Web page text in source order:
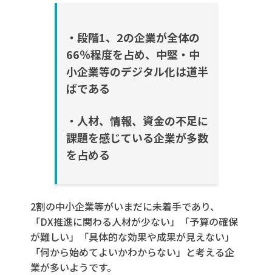
・段階1、 2の企業が全体の
66％程度を占め、中堅・中
小企業等のデジタル化は道半
ばである
・人材、情報、資金の不足に
課題を感じている企業が多数
を占める
2割の中小企業等がいまだに未着手であり、
「DX推進に関わる人材が少ない」「予算の確保
が難しい」「具体的な効果や成果が見えない」
「何から始めてよいかわからない」と考える企
業が多いようです。